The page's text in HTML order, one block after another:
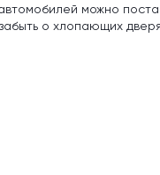
можно
о хлопающих